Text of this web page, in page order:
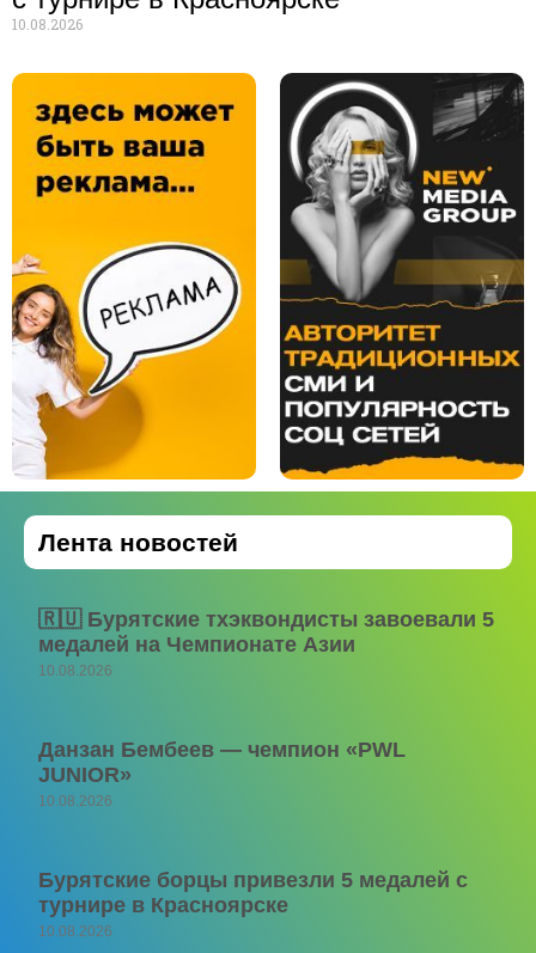
10.08.2026
Лента новостей
🇷🇺 Бурятские тхэквондисты завоевали 5
медалей на Чемпионате Азии
10.08.2026
Данзан Бембеев — чемпион «PWL
JUNIOR»
10.08.2026
Бурятские борцы привезли 5 медалей с
турнире в Красноярске
10.08.2026